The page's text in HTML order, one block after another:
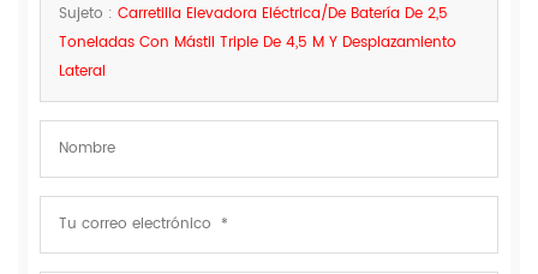
Sujeto : Carretilla Elevadora Eléctrica/de Batería De 2,5
Toneladas Con Mástil Triple De 4,5 M Y Desplazamiento
Lateral